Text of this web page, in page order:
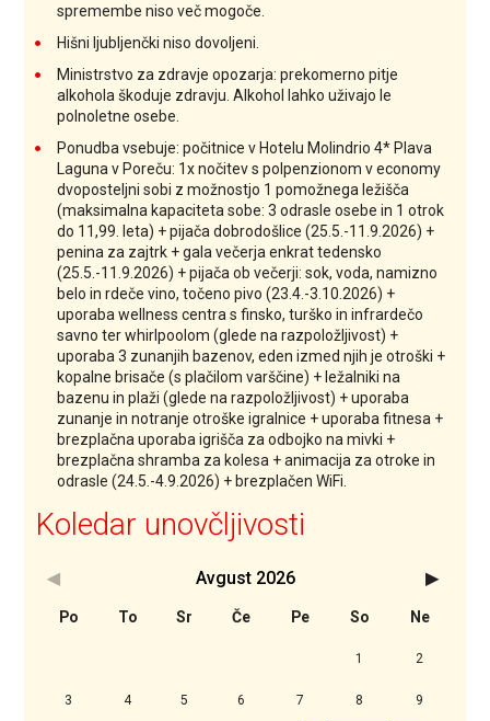
spremembe niso več mogoče.
Hišni ljubljenčki niso dovoljeni.
Ministrstvo za zdravje opozarja: prekomerno pitje
alkohola škoduje zdravju. Alkohol lahko uživajo le
polnoletne osebe.
Ponudba vsebuje: počitnice v Hotelu Molindrio 4* Plava
Laguna v Poreču: 1x nočitev s polpenzionom v economy
dvoposteljni sobi z možnostjo 1 pomožnega ležišča
(maksimalna kapaciteta sobe: 3 odrasle osebe in 1 otrok
do 11,99. leta) + pijača dobrodošlice (25.5.-11.9.2026) +
penina za zajtrk + gala večerja enkrat tedensko
(25.5.-11.9.2026) + pijača ob večerji: sok, voda, namizno
belo in rdeče vino, točeno pivo (23.4.-3.10.2026) +
uporaba wellness centra s finsko, turško in infrardečo
savno ter whirlpoolom (glede na razpoložljivost) +
uporaba 3 zunanjih bazenov, eden izmed njih je otroški +
kopalne brisače (s plačilom varščine) + ležalniki na
bazenu in plaži (glede na razpoložljivost) + uporaba
zunanje in notranje otroške igralnice + uporaba fitnesa +
brezplačna uporaba igrišča za odbojko na mivki +
brezplačna shramba za kolesa + animacija za otroke in
odrasle (24.5.-4.9.2026) + brezplačen WiFi.
Koledar unovčljivosti
Avgust 2026
Po To Sr Če Pe So Ne
1 2
3 4 5 6 7 8 9